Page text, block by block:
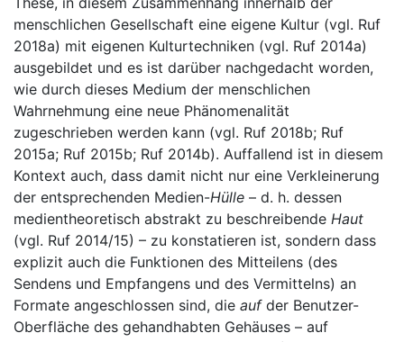
menschlichen Gesellschaft eine eigene Kultur (vgl. Ruf
2018a) mit eigenen Kulturtechniken (vgl. Ruf 2014a)
ausgebildet und es ist darüber nachgedacht worden,
wie durch dieses Medium der menschlichen
Wahrnehmung eine neue Phänomenalität
zugeschrieben werden kann (vgl. Ruf 2018b; Ruf
2015a; Ruf 2015b; Ruf 2014b). Auffallend ist in diesem
Kontext auch, dass damit nicht nur eine Verkleinerung
der entsprechenden Medien-Hülle – d. h. dessen
medientheoretisch abstrakt zu beschreibende Haut
(vgl. Ruf 2014/15) – zu konstatieren ist, sondern dass
explizit auch die Funktionen des Mitteilens (des
Sendens und Empfangens und des Vermittelns) an
Formate angeschlossen sind, die auf der Benutzer-
Oberfläche des gehandhabten Gehäuses – auf